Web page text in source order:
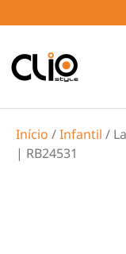
Início /Infantil /
| RB24531